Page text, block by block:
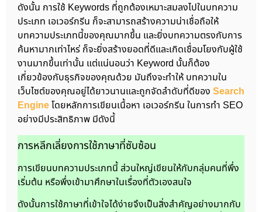
ดังนั้น การใช้ Keywords ที่ถูกต้องเหมาะสมลงไปในบทความ
ประเภท เอเวอร์กรีน ก็จะสามารถสร้างความน่าเชื่อถือให้
บทความประเภทนี้ของคุณมากขึ้น และยิ่งบทความตรงกับการ
ค้นหามากเท่าไหร่ ก็จะยิ่งสร้างยอดที่ดีและเกิดเชื่อมโยงกับผู้ใช้
งานมากขึ้นเท่านั้น แต่แน่นอนว่า Keyword นั้นก็ต้อง
เกี่ยวข้องกับธุรกิจของคุณด้วย มันถึงจะทำให้ บทความใน
เว็บไซต์ของคุณอยู่ได้ยาวนานและถูกจัดลำดับที่ดีของ Search
Engineโดยหลักการเขียนเนื้อหา เอเวอร์กรีน ในการทำ SEO
อย่างมีประสิทธิภาพ มีดังนี้
การหลีกเลี่ยงการใช้ภาษาที่ซับซ้อน
การเขียนบทความประเภทนี้ ส่วนใหญ่เขียนให้กับกลุ่มคนที่พึ่ง
เริ่มต้น หรือพึ่งเข้ามาศึกษาในเรื่องที่ตัวเองสนใจ
ดังนั้นการใช้ภาษาที่เข้าใจได้ง่ายจึงเป็นสิ่งสำคัญอย่างมากกับ